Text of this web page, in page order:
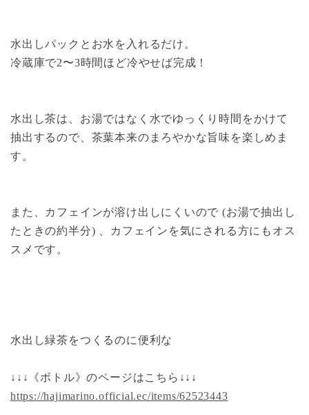
水出しパックとお水を入れるだけ。
冷蔵庫で2〜3時間ほど冷やせば完成！
水出し茶は、お湯ではなく水でゆっくり時間をかけて
抽出するので、茶葉本来のまろやかな旨味を楽しめま
す。
また、カフェインが溶け出しにくいので (お湯で抽出し
たときの約半分) 、カフェインを気にされる方にもオス
スメです。
水出し緑茶をつくるのに便利な
↓↓↓《ボトル》のページはこちら↓↓↓
https://hajimarino.official.ec/items/62523443